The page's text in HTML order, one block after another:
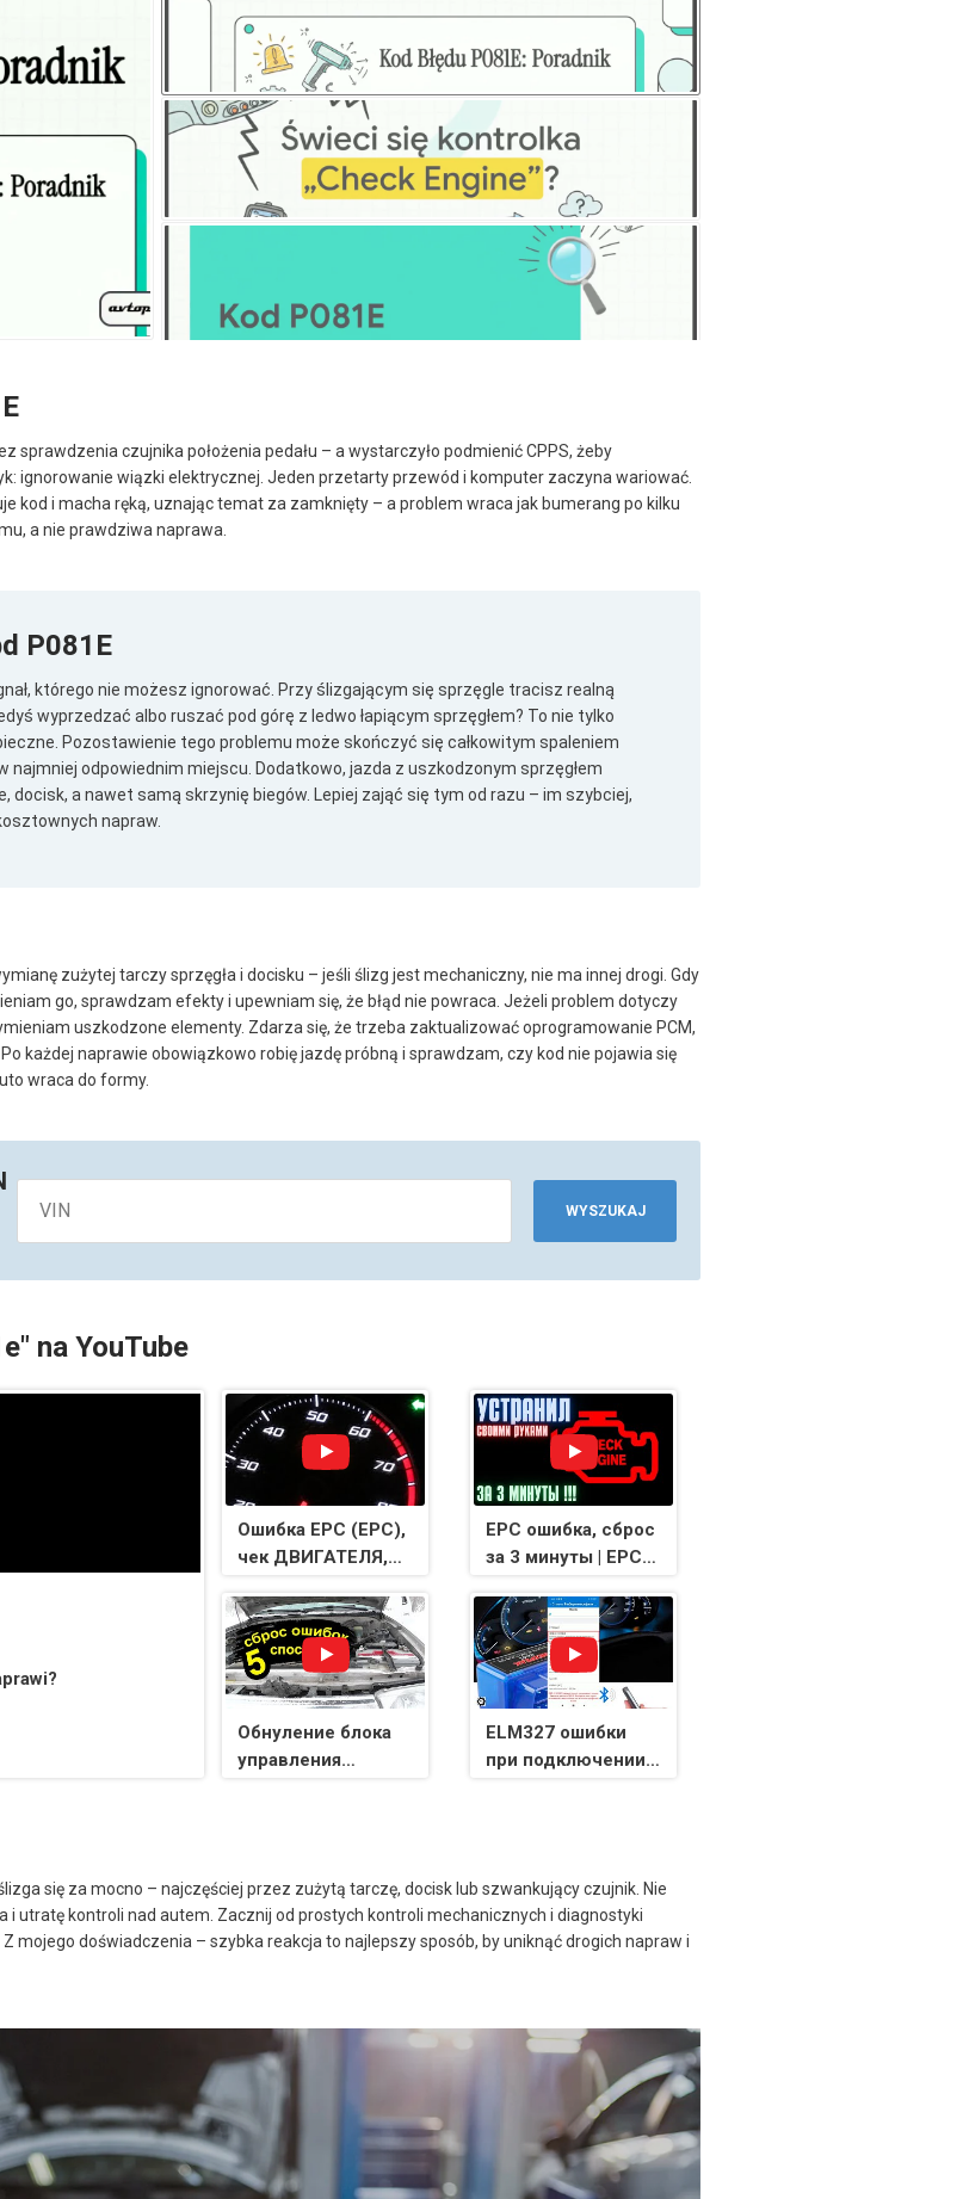
sprawdzenia czujnika położenia pedału – a wystarczyło podmienić CPPS, żeby
ignorowanie wiązki elektrycznej. Jeden przetarty przewód i komputer zaczyna wariować.
kod i macha ręką, uznając temat za zamknięty – a problem wraca jak bumerang po kilku
a nie prawdziwa naprawa.
P081E
którego nie możesz ignorować. Przy ślizgającym się sprzęgle tracisz realną
wyprzedzać albo ruszać pod górę z ledwo łapiącym sprzęgłem? To nie tylko
Pozostawienie tego problemu może skończyć się całkowitym spaleniem
najmniej odpowiednim miejscu. Dodatkowo, jazda z uszkodzonym sprzęgłem
docisk, a nawet samą skrzynię biegów. Lepiej zająć się tym od razu – im szybciej,
napraw.
zużytej tarczy sprzęgła i docisku – jeśli ślizg jest mechaniczny, nie ma innej drogi. Gdy
go, sprawdzam efekty i upewniam się, że błąd nie powraca. Jeżeli problem dotyczy
uszkodzone elementy. Zdarza się, że trzeba zaktualizować oprogramowanie PCM,
każdej naprawie obowiązkowo robię jazdę próbną i sprawdzam, czy kod nie pojawia się
wraca do formy.
WYSZUKAJ
na YouTube
Ошибка EPC (ЕРС),
чек ДВИГАТЕЛЯ,
ЧТО ДЕЛАТЬ?
EPC ошибка, сброс
за 3 минуты | EPC
Обнуление блока
управления
инициализации
ELM327 ошибки
при подключении
się za mocno – najczęściej przez zużytą tarczę, docisk lub szwankujący czujnik. Nie
i utratę kontroli nad autem. Zacznij od prostych kontroli mechanicznych i diagnostyki
mojego doświadczenia – szybka reakcja to najlepszy sposób, by uniknąć drogich napraw i